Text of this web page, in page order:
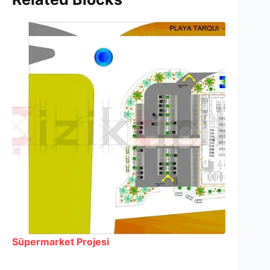
Süpermarket Projesi